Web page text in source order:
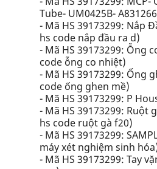
Tube- UM0425B-
- Mã HS 39173299: Nắp
hs code nắp đầu ra d)
- Mã HS 39173299: Ỗng
code ỗng co nhiệt)
- Mã HS 39173299: Ống
code ống ghen mề)
- Mã HS 39173299: P
- Mã HS 39173299: Ruột
hs code ruột gà f20)
- Mã HS 39173299:
máy xét nghiệm sinh
- Mã HS 39173299: Tay